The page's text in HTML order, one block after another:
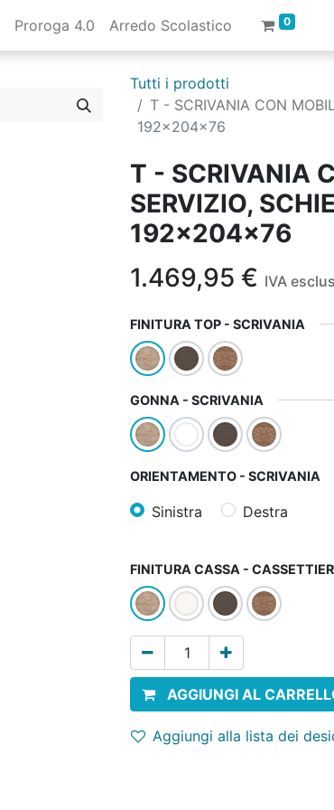
Proroga 4.0 Arredo Scolastico 0
Tutti i prodotti
T - SCRIVANIA CON
192x204x76
T - SCRIVANIA
SERVIZIO,
192x204x76
1.469,95 € IVA
FINITURA TOP - SCRIVANIA
GONNA - SCRIVANIA
ORIENTAMENTO - SCRIVANIA
Sinistra Destra
FINITURA CASSA -
AGGIUNGI AL
Aggiungi alla lista dei